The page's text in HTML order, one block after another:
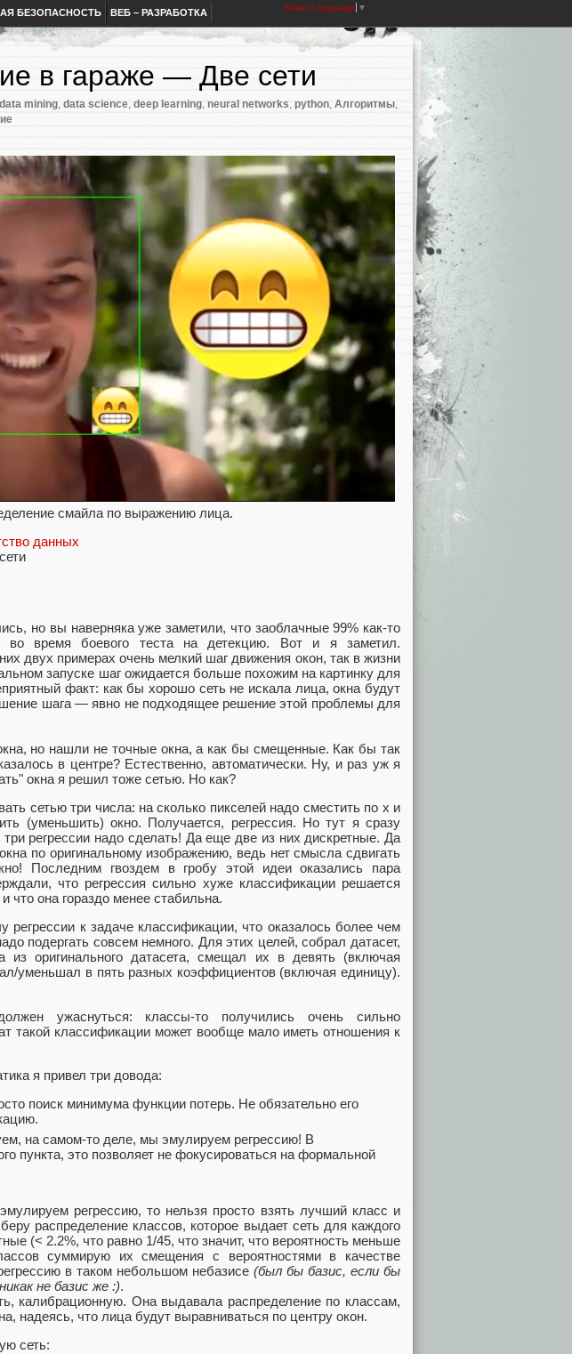
БЕЗОПАСНОСТЬ ВЕБ – РАЗРАБОТКА Select Language ▼
в гараже — Две сети
data mining, data science, deep learning, neural networks, python, Алгоритмы,
смайла по выражению лица.
данных
но вы наверняка уже заметили, что заоблачные 99% как-то
во время боевого теста на детекцию. Вот и я заметил.
двух примерах очень мелкий шаг движения окон, так в жизни
запуске шаг ожидается больше похожим на картинку для
факт: как бы хорошо сеть не искала лица, окна будут
шага — явно не подходящее решение этой проблемы для
но нашли не точные окна, а как бы смещенные. Как бы так
в центре? Естественно, автоматически. Ну, и раз уж я
окна я решил тоже сетью. Но как?
сетью три числа: на сколько пикселей надо сместить по x и
(уменьшить) окно. Получается, регрессия. Но тут я сразу
три регрессии надо сделать! Да еще две из них дискретные. Да
по оригинальному изображению, ведь нет смысла сдвигать
Последним гвоздем в гробу этой идеи оказались пара
что регрессия сильно хуже классификации решается
она гораздо менее стабильна.
регрессии к задаче классификации, что оказалось более чем
подергать совсем немного. Для этих целей, собрал датасет,
оригинального датасета, смещал их в девять (включая
уменьшал в пять разных коэффициентов (включая единицу).
ужаснуться: классы-то получились очень сильно
такой классификации может вообще мало иметь отношения к
я привел три довода:
поиск минимума функции потерь. Не обязательно его
на самом-то деле, мы эмулируем регрессию! В
пункта, это позволяет не фокусироваться на формальной
регрессию, то нельзя просто взять лучший класс и
распределение классов, которое выдает сеть для каждого
(< 2.2%, что равно 1/45, что значит, что вероятность меньше
суммирую их смещения с вероятностями в качестве
в таком небольшом небазисе (был бы базис, если бы
не базис же :).
калибрационную. Она выдавала распределение по классам,
надеясь, что лица будут выравниваться по центру окон.
сеть: